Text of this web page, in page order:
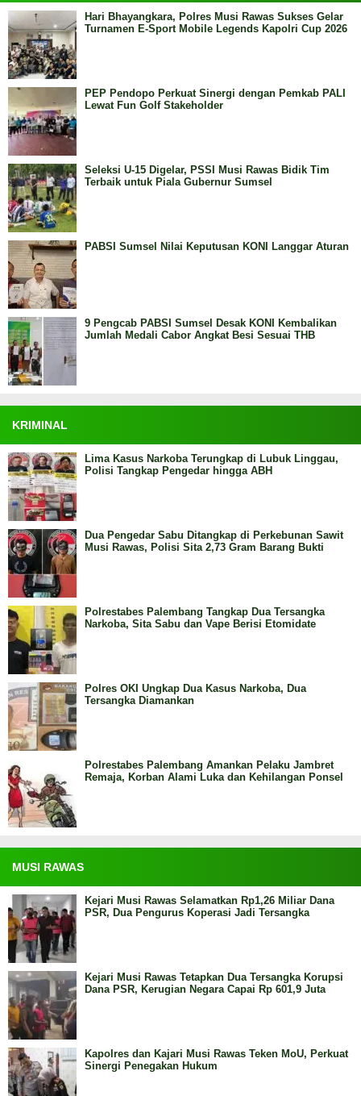
Hari Bhayangkara, Polres Musi Rawas Sukses Gelar
Turnamen E-Sport Mobile Legends Kapolri Cup 2026
PEP Pendopo Perkuat Sinergi dengan Pemkab PALI
Lewat Fun Golf Stakeholder
Seleksi U-15 Digelar, PSSI Musi Rawas Bidik Tim
Terbaik untuk Piala Gubernur Sumsel
PABSI Sumsel Nilai Keputusan KONI Langgar Aturan
9 Pengcab PABSI Sumsel Desak KONI Kembalikan
Jumlah Medali Cabor Angkat Besi Sesuai THB
KRIMINAL
Lima Kasus Narkoba Terungkap di Lubuk Linggau,
Polisi Tangkap Pengedar hingga ABH
Dua Pengedar Sabu Ditangkap di Perkebunan Sawit
Musi Rawas, Polisi Sita 2,73 Gram Barang Bukti
Polrestabes Palembang Tangkap Dua Tersangka
Narkoba, Sita Sabu dan Vape Berisi Etomidate
Polres OKI Ungkap Dua Kasus Narkoba, Dua
Tersangka Diamankan
Polrestabes Palembang Amankan Pelaku Jambret
Remaja, Korban Alami Luka dan Kehilangan Ponsel
MUSI RAWAS
Kejari Musi Rawas Selamatkan Rp1,26 Miliar Dana
PSR, Dua Pengurus Koperasi Jadi Tersangka
Kejari Musi Rawas Tetapkan Dua Tersangka Korupsi
Dana PSR, Kerugian Negara Capai Rp 601,9 Juta
Kapolres dan Kajari Musi Rawas Teken MoU, Perkuat
Sinergi Penegakan Hukum